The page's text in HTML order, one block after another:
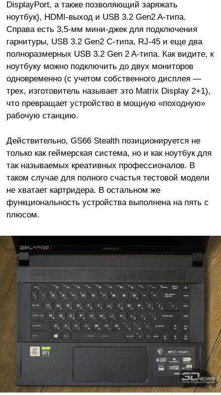
DisplayPort, а также позволяющий заряжать
ноутбук), HDMI-выход и USB 3.2 Gen2 A-типа.
Справа есть 3,5-мм мини-джек для подключения
гарнитуры, USB 3.2 Gen2 С-типа, RJ-45 и еще два
полноразмерных USB 3.2 Gen 2 A-типа. Как видите, к
ноутбуку можно подключить до двух мониторов
одновременно (с учетом собственного дисплея —
трех, изготовитель называет это Matrix Display 2+1),
что превращает устройство в мощную «походную»
рабочую станцию.
Действительно, GS66 Stealth позиционируется не
только как геймерская система, но и как ноутбук для
так называемых креативных профессионалов. В
таком случае для полного счастья тестовой модели
не хватает картридера. В остальном же
функциональность устройства выполнена на пять с
плюсом.